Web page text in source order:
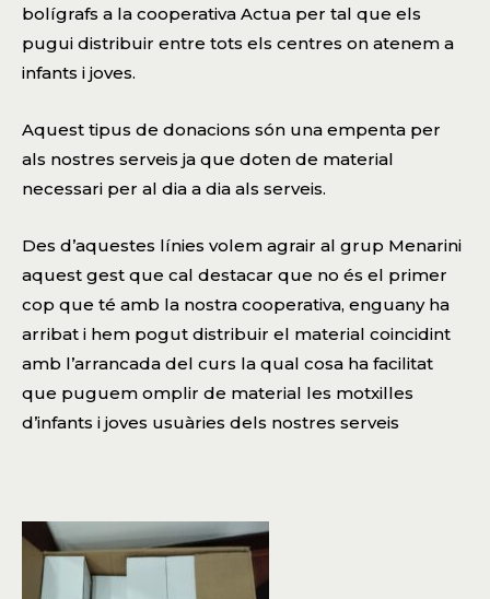
bolígrafs a la cooperativa Actua per tal que els
pugui distribuir entre tots els centres on atenem a
infants i joves.
Aquest tipus de donacions són una empenta per
als nostres serveis ja que doten de material
necessari per al dia a dia als serveis.
Des d’aquestes línies volem agrair al grup Menarini
aquest gest que cal destacar que no és el primer
cop que té amb la nostra cooperativa, enguany ha
arribat i hem pogut distribuir el material coincidint
amb l’arrancada del curs la qual cosa ha facilitat
que puguem omplir de material les motxilles
d’infants i joves usuàries dels nostres serveis